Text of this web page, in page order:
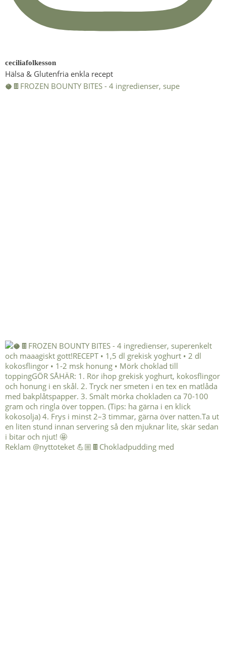
ceciliafolkesson
Hälsa & Glutenfria enkla recept
🥥🍫FROZEN BOUNTY BITES - 4 ingredienser, supe
Reklam @nyttoteket 💪🏼🍫Chokladpudding med